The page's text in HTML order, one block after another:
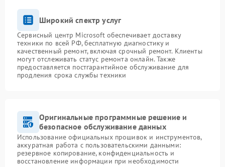
Широкий спектр услуг
Сервисный центр Microsoft обеспечивает доставку
техники по всей РФ, бесплатную диагностику и
качественный ремонт, включая срочный ремонт. Клиенты
могут отслеживать статус ремонта онлайн. Также
предоставляется постгарантийное обслуживание для
продления срока службы техники
Оригинальные программные решение и
безопасное обслуживание данных
Использование официальных прошивок и инструментов,
аккуратная работа с пользовательскими данными:
резервное копирование, конфиденциальность и
восстановление информации при необходимости